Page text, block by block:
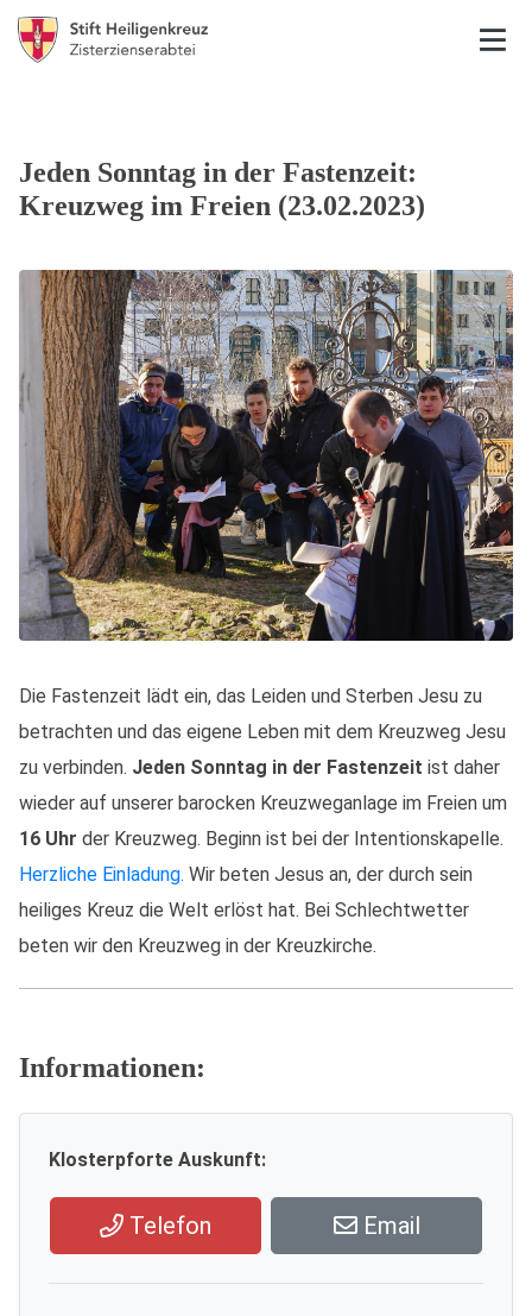
Jeden Sonntag in der Fastenzeit:
Kreuzweg im Freien (23.02.2023)
Die Fastenzeit lädt ein, das Leiden und Sterben Jesu zu
betrachten und das eigene Leben mit dem Kreuzweg Jesu
zu verbinden. Jeden Sonntag in der Fastenzeit ist daher
wieder auf unserer barocken Kreuzweganlage im Freien um
16 Uhr der Kreuzweg. Beginn ist bei der Intentionskapelle.
Herzliche Einladung. Wir beten Jesus an, der durch sein
heiliges Kreuz die Welt erlöst hat. Bei Schlechtwetter
beten wir den Kreuzweg in der Kreuzkirche.
Informationen:
Klosterpforte Auskunft:
Telefon Email